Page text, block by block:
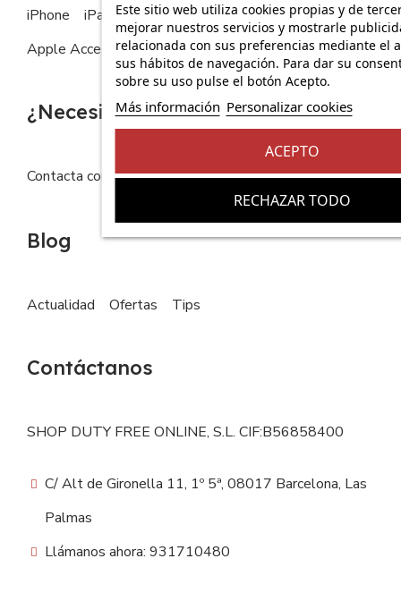
Este sitio web utiliza cookies propias y de
mejorar nuestros servicios y mostrarle
relacionada con sus preferencias mediante el
sus hábitos de navegación. Para dar su
sobre su uso pulse el botón Acepto.
Más información Personalizar cookies
RECHAZAR TODO
ACEPTO
iPhone iPad MacBook
Apple Watch
Apple Accesorios
¿Necesitas ayuda?
Contacta con nosotros FAQs
Blog
Actualidad Ofertas Tips
Contáctanos
SHOP DUTY FREE ONLINE, S.L. CIF:B56858400
C/ Alt de Gironella 11, 1º 5ª, 08017 Barcelona, Las
Palmas
Llámanos ahora: 931710480